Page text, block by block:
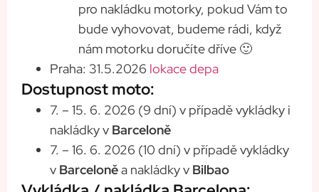
pro nakládku motorky, pokud Vám to
bude vyhovovat, budeme rádi, když
nám motorku doručíte dříve 🙂
Praha: 31.5.2026 lokace depa
Dostupnost moto:
7. – 15. 6. 2026 (9 dní) v případě vykládky i
nakládky v Barceloně
7. – 16. 6. 2026 (10 dní) v případě vykládky
v Barceloněa nakládky v Bilbao